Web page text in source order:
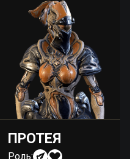
ПРОТЕЯ
Роль: